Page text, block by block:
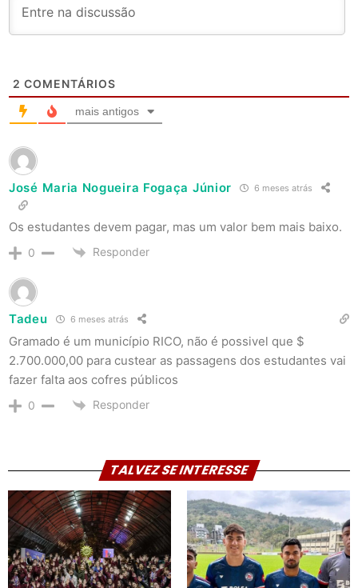
2 COMENTÁRIOS
mais antigos
José Maria Nogueira Fogaça Júnior 6 meses atrás
Os estudantes devem pagar, mas um valor bem mais baixo.
0 Responder
Tadeu 6 meses atrás
Gramado é um município RICO, não é possivel que $
2.700.000,00 para custear as passagens dos estudantes vai
fazer falta aos cofres públicos
0 Responder
TALVEZ SE INTERESSE